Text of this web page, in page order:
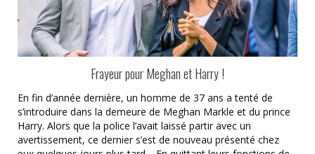
Frayeur pour Meghan et Harry !
En fin d’année dernière, un homme de 37 ans a tenté de
s’introduire dans la demeure de Meghan Markle et du prince
Harry. Alors que la police l’avait laissé partir avec un
avertissement, ce dernier s’est de nouveau présenté chez